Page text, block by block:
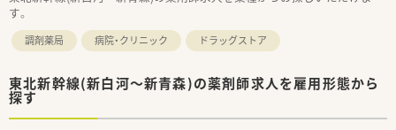
す。
調剤薬局 病院・クリニック ドラッグストア
東北新幹線(新白河～新青森)の薬剤師求人を雇用形態から
探す